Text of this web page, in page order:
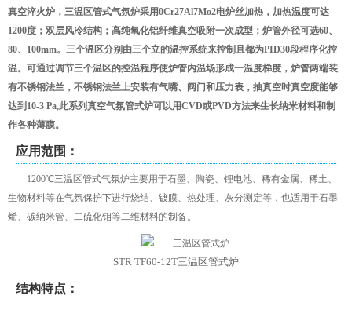
真空淬火炉，三温区管式气氛炉采用0Cr27Al7Mo2电炉丝加热，加热温度可达
1200度 ；双层风冷结构；高纯氧化铝纤维真空吸附一次成型；炉管外径可选60、
80、100mm。三个温区分别由三个立的温控系统来控制且都为PID30段程序化控
温。可通过调节三个温区的控温程序使炉管内温场形成一温度梯度，炉管两端装
有不锈钢法兰，不锈钢法兰上安装有气嘴、阀门和压力表，抽真空时真空度能够
达到10-3 Pa,此系列真空气氛管式炉可以用CVD或PVD方法来生长纳米材料和制
作各种薄膜。
应用范围：
1200℃三温区管式气氛炉主要用于石墨、陶瓷、锂电池、稀有金属、稀土、
生物材料等在气氛保护下进行烧结、镀膜、热处理、灰分测定等，也适用于石墨
烯、碳纳米管、二硫化钼等二维材料的制备。
STR TF60-12T三温区管式炉
结构特点：